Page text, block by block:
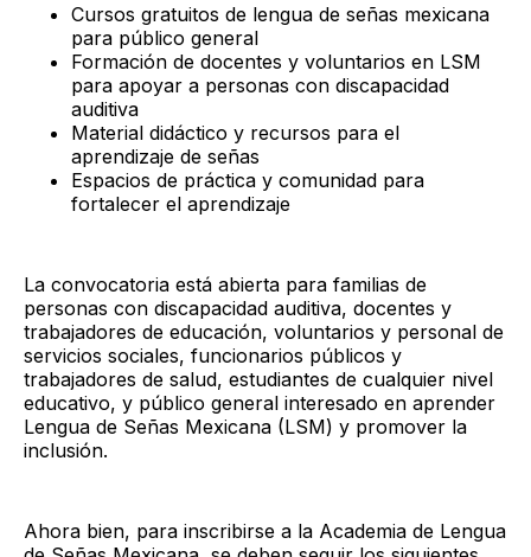
Cursos gratuitos de lengua de señas mexicana
para público general
Formación de docentes y voluntarios en LSM
para apoyar a personas con discapacidad
auditiva
Material didáctico y recursos para el
aprendizaje de señas
Espacios de práctica y comunidad para
fortalecer el aprendizaje
La convocatoria está abierta para familias de
personas con discapacidad auditiva, docentes y
trabajadores de educación, voluntarios y personal de
servicios sociales, funcionarios públicos y
trabajadores de salud, estudiantes de cualquier nivel
educativo, y público general interesado en aprender
Lengua de Señas Mexicana (LSM) y promover la
inclusión.
Ahora bien, para inscribirse a la Academia de Lengua